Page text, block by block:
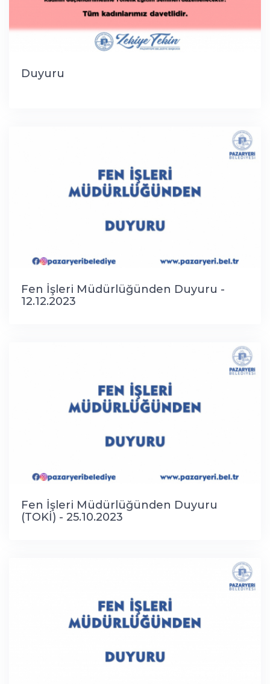
Duyuru
Fen İşleri Müdürlüğünden Duyuru -
12.12.2023
Fen İşleri Müdürlüğünden Duyuru
(TOKİ) - 25.10.2023